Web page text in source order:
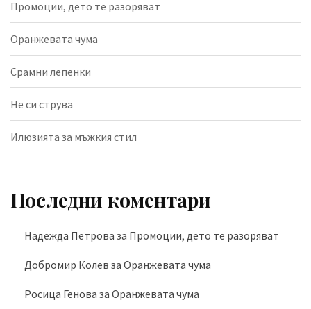
Промоции, дето те разоряват
Оранжевата чума
Срамни лепенки
Не си струва
Илюзията за мъжкия стил
Последни коментари
Надежда Петрова за Промоции, дето те разоряват
Добромир Колев за Оранжевата чума
Росица Генова за Оранжевата чума